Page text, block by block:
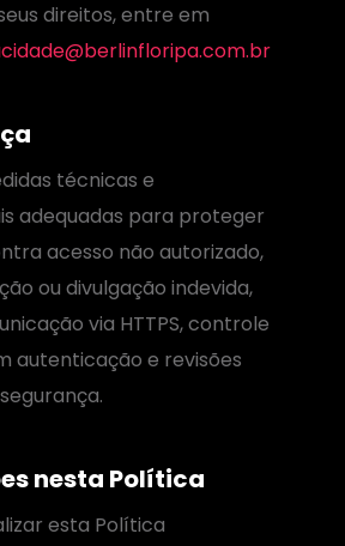
direitos, entre em
técnicas e
adequadas para proteger
acesso não autorizado,
ou divulgação indevida,
via HTTPS, controle
autenticação e revisões
nesta Política
esta Política